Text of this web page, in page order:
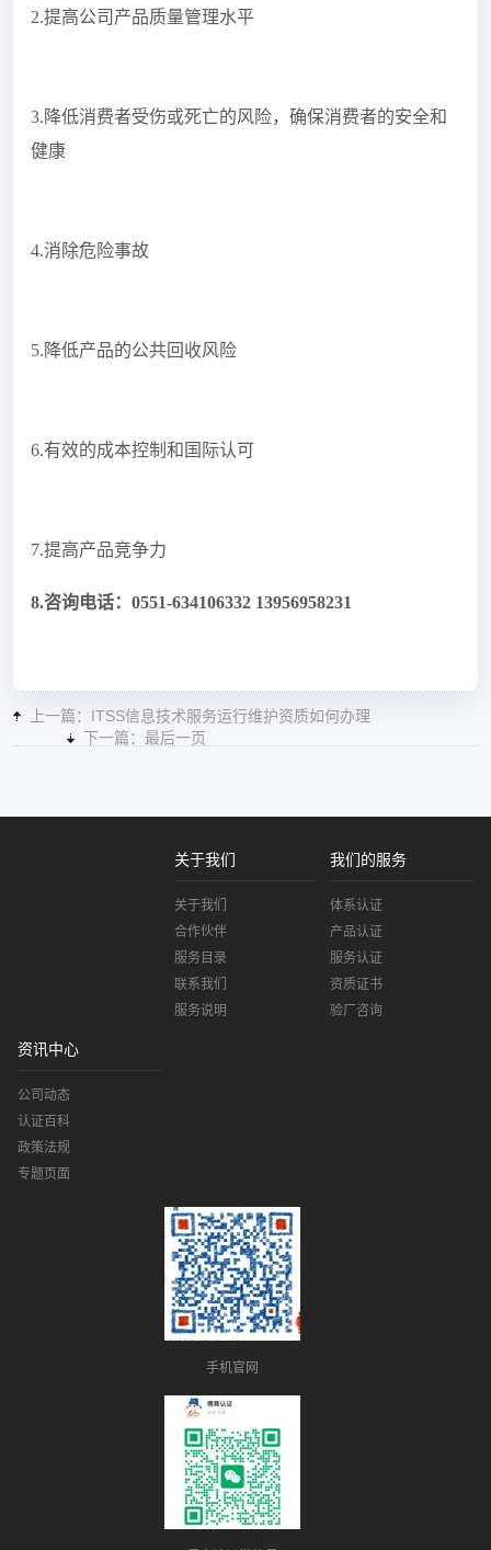
2.提高公司产品质量管理水平
3.降低消费者受伤或死亡的风险，确保消费者的安全和
健康
4.消除危险事故
5.降低产品的公共回收风险
6.有效的成本控制和国际认可
7.提高产品竞争力
8.咨询电话：0551-634106332 13956958231
上一篇：ITSS信息技术服务运行维护资质如何办理
下一篇：最后一页
关于我们
关于我们
合作伙伴
服务目录
联系我们
服务说明
我们的服务
体系认证
产品认证
服务认证
资质证书
验厂咨询
资讯中心
公司动态
认证百科
政策法规
专题页面
手机官网